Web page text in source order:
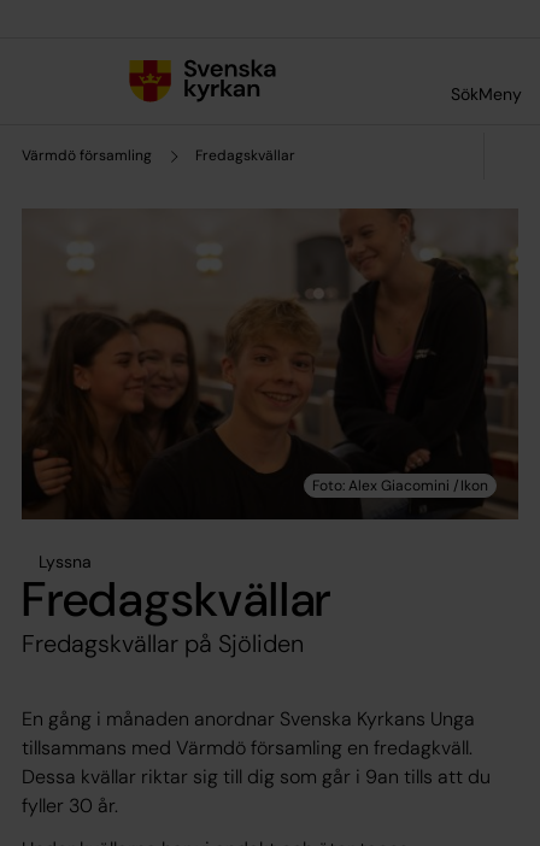
SökMeny
Värmdö församling Fredagskvällar
Lyssna
Fredagskvällar
Fredagskvällar på Sjöliden
En gång i månaden anordnar Svenska Kyrkans Unga
tillsammans med Värmdö församling en fredagkväll.
Dessa kvällar riktar sig till dig som går i 9an tills att du
fyller 30 år.